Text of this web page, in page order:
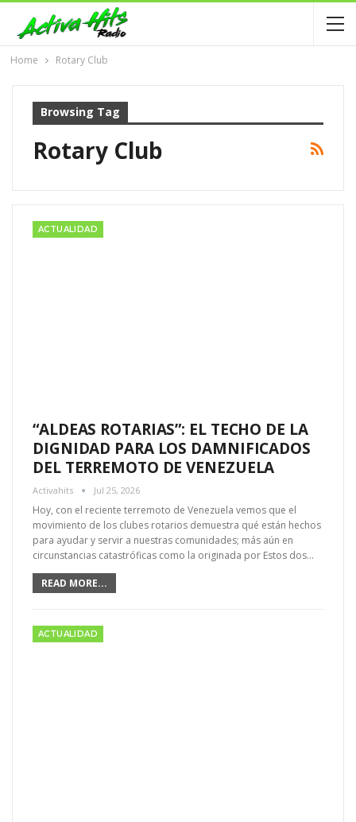
Home Rotary Club
Browsing Tag
Rotary Club
ACTUALIDAD
“ALDEAS ROTARIAS”: EL TECHO DE LA
DIGNIDAD PARA LOS DAMNIFICADOS
DEL TERREMOTO DE VENEZUELA
Activahits Jul 25, 2026
Hoy, con el reciente terremoto de Venezuela vemos que el
movimiento de los clubes rotarios demuestra qué están hechos
para ayudar y servir a nuestras comunidades; más aún en
circunstancias catastróficas como la originada por Estos dos…
READ MORE...
ACTUALIDAD